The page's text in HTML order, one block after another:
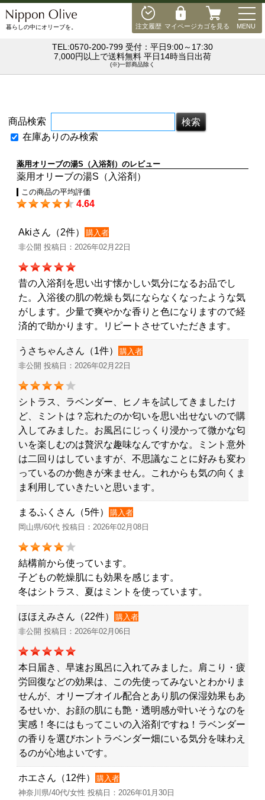
注文履歴 マイページカゴを見る MENU
暮らしの中にオリーブを。
TEL:0570-200-799 受付：平日9:00～17:30
7,000円以上で送料無料 平日14時当日出荷
(※)一部商品除く
商品検索
在庫ありのみ検索
薬用オリーブの湯S（入浴剤）のレビュー
薬用オリーブの湯S（入浴剤）
この商品の平均評価
4.64
Akiさん（2件）
購入者
非公開 投稿日：2026年02月22日
昔の入浴剤を思い出す懐かしい気分になるお品でし
た。入浴後の肌の乾燥も気にならなくなったような気
がします。少量で爽やかな香りと色になりますので経
済的で助かります。リピートさせていただきます。
うさちゃんさん（1件）
購入者
非公開 投稿日：2026年02月22日
シトラス、ラベンダー、ヒノキを試してきましたけ
ど、ミントは？忘れたのか匂いを思い出せないので購
入してみました。お風呂にじっくり浸かって微かな匂
いを楽しむのは贅沢な趣味なんですかな。ミント意外
は二回りはしていますが、不思議なことに好みも変わ
っているのか飽きが来ません。これからも気の向くま
ま利用していきたいと思います。
まるふくさん（5件）
購入者
岡山県/60代 投稿日：2026年02月08日
結構前から使っています。
子どもの乾燥肌にも効果を感じます。
冬はシトラス、夏はミントを使っています。
ほほえみさん（22件）
購入者
非公開 投稿日：2026年02月06日
本日届き、早速お風呂に入れてみました。肩こり・疲
労回復などの効果は、この先使ってみないとわかりま
せんが、オリーブオイル配合とあり肌の保湿効果もあ
るせいか、お顔の肌にも艶・透明感が叶いそうなのを
実感！冬にはもってこいの入浴剤ですね！ラベンダー
の香りを選びホントラベンダー畑にいる気分を味わえ
るのが心地よいです。
ホエさん（12件）
購入者
神奈川県/40代/女性 投稿日：2026年01月30日